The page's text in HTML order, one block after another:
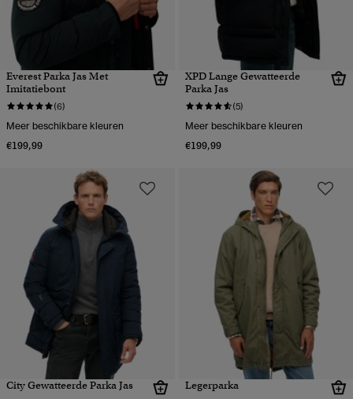
Everest Parka Jas Met
Imitatiebont
(6)
Meer beschikbare kleuren
€199,99
XPD Lange Gewatteerde
Parka Jas
(5)
Meer beschikbare kleuren
€199,99
City Gewatteerde Parka Jas Legerparka